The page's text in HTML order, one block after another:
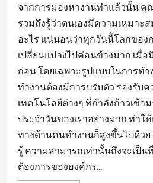
จากการมองหางานทำแล้วนั้น คุ
รวมถึงรู้ว่าตนเองมีความเหมาะ
อะไร แน่นอนว่าทุกวันนี้โลกของ
เปลี่ยนแปลงไปค่อนข้างมาก เมื่อ
ก่อน โดยเฉพาะรูปแบบในการท
ทำงานต้องมีการปรับตัว รองรับ
เทคโนโลยีต่างๆ ที่กำลังก้าวเข้
ประจำวันของเราอย่างมาก ทำ
ทางด้านคนทำงานก็สูงขึ้นไปด้วย
รู้ ความสามารถเท่านั้นถึงจะเป็น
ต้องการขององค์กร...